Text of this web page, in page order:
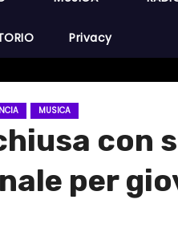
Privacy
MUSICA
con
per